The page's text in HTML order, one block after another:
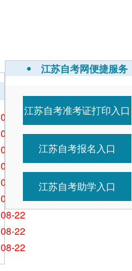
08-30
08-30
08-30
08-29
08-29
08-29
08-22
08-22
08-22
江苏自考网便捷服务
江苏自考准考证打印入口
江苏自考报名入口
江苏自考助学入口